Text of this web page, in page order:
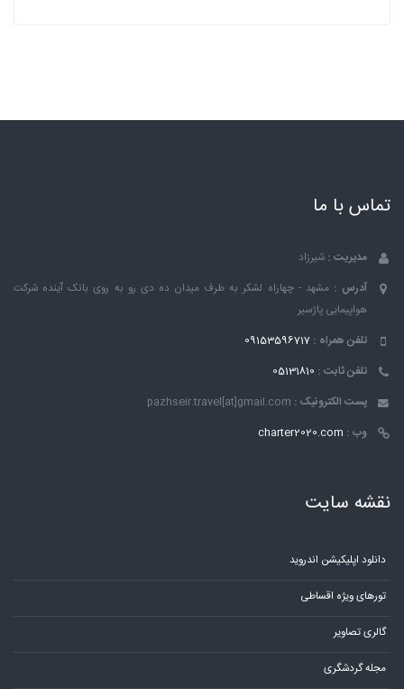
تماس با ما
مدیریت : شیرزاد
آدرس : مشهد - چهاراه لشکر به طرف میدان ده دی رو به روی بانک ٱینده شرکت
هواپیمایی پاژسیر
تلفن همراه : 09153596717
تلفن ثابت : 05131810
پست الکترونیک : pazhseir.travel[at]gmail.com
وب : charter2020.com
نقشه سایت
دانلود اپلیکیشن اندروید
تورهای ویژه اقساطی
گالری تصاویر
مجله گردشگری